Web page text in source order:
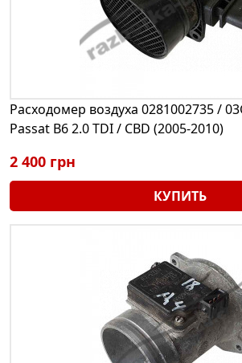
Расходомер воздуха 0281002735 /
Passat B6 2.0 TDI / CBD (2005-2010)
2 400 грн
КУПИТЬ